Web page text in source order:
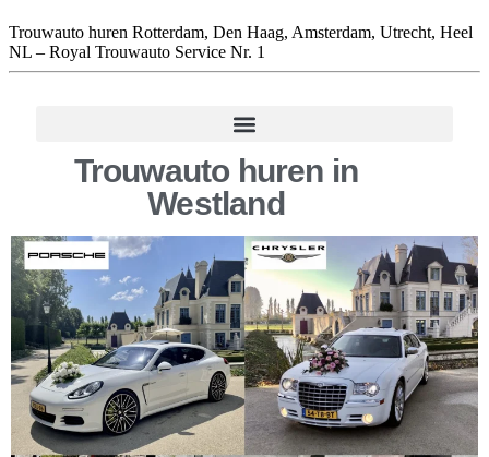
Trouwauto huren Rotterdam, Den Haag, Amsterdam, Utrecht, Heel
NL – Royal Trouwauto Service Nr. 1
Trouwauto huren in
Westland